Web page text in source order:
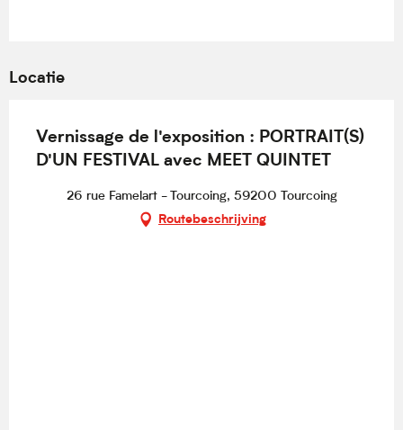
Locatie
Vernissage de l'exposition : PORTRAIT(S)
D'UN FESTIVAL avec MEET QUINTET
26 rue Famelart - Tourcoing, 59200 Tourcoing
Routebeschrijving